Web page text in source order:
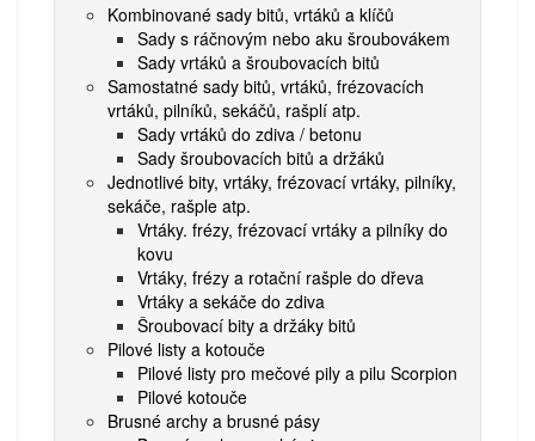
Kombinované sady bitů, vrtáků a klíčů
Sady s ráčnovým nebo aku šroubovákem
Sady vrtáků a šroubovacích bitů
Samostatné sady bitů, vrtáků, frézovacích
vrtáků, pilníků, sekáčů, rašplí atp.
Sady vrtáků do zdiva / betonu
Sady šroubovacích bitů a držáků
Jednotlivé bity, vrtáky, frézovací vrtáky, pilníky,
sekáče, rašple atp.
Vrtáky. frézy, frézovací vrtáky a pilníky do
kovu
Vrtáky, frézy a rotační rašple do dřeva
Vrtáky a sekáče do zdiva
Šroubovací bity a držáky bitů
Pilové listy a kotouče
Pilové listy pro mečové pily a pilu Scorpion
Pilové kotouče
Brusné archy a brusné pásy